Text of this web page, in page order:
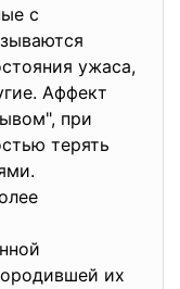
с
ужаса,
Аффект
при
терять
их